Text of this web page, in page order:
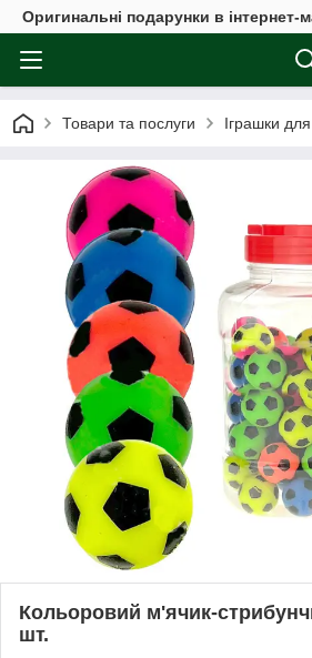
Оригинальні подарунки в інтернет-
Товари та послуги Іграшки
Кольоровий м'ячик-
шт.